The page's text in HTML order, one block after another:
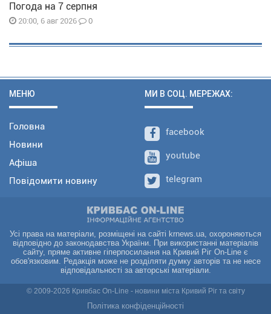
Погода на 7 серпня
20:00, 6 авг 2026 0
МЕНЮ
Головна
Новини
Афіша
Повідомити новину
МИ В СОЦ. МЕРЕЖАХ:
facebook
youtube
telegram
Усі права на матеріали, розміщені на сайті krnews.ua, охороняються
відповідно до законодавства України. При використанні матеріалів
сайту, пряме активне гіперпосилання на Кривий Ріг On-Line є
обов'язковим. Редакція може не розділяти думку авторів та не несе
відповідальності за авторські матеріали.
© 2009-2026 Кривбас On-Line - новини міста Кривий Ріг та світу
Політика конфіденційності